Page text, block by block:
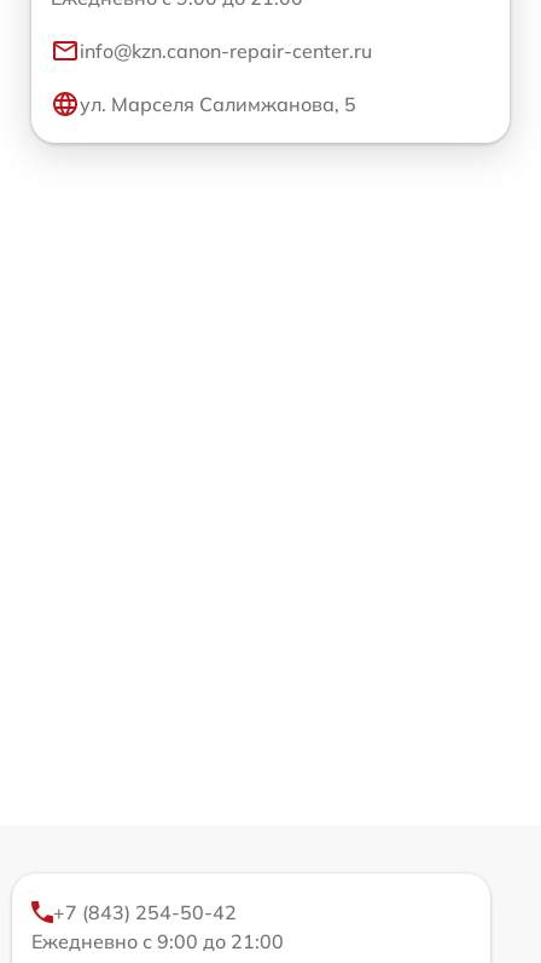
info@kzn.canon-repair-center.ru
ул. Марселя Салимжанова, 5
+7 (843) 254-50-42
Ежедневно с 9:00 до 21:00